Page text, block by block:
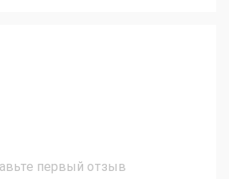
первый отзыв